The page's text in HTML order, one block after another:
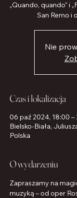
„Quando, quando" i
San Remo i
Nie
Czas i lokalizacja
06 paź 2024, 18:00 –
Bielsko-Biała,
Polska
O wydarzeniu
Zapraszamy na
muzyką – od oper